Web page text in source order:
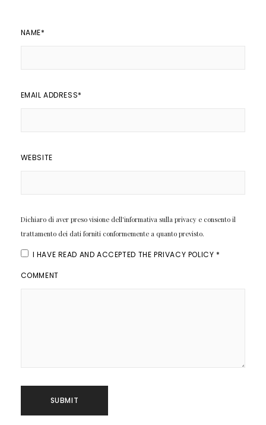
NAME*
EMAIL ADDRESS*
WEBSITE
Dichiaro di aver preso visione dell'informativa sulla privacy e consento il
trattamento dei dati forniti conformemente a quanto previsto.
I HAVE READ AND ACCEPTED THE PRIVACY POLICY *
COMMENT